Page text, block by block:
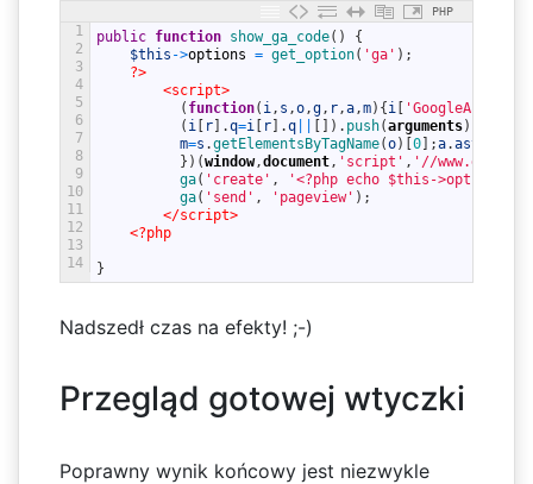
PHP
1
2
3
4
5
6
7
8
9
10
11
12
13
14
public function show_ga_code( )
{
$this ->options = get_option( 'ga' ) ;
?>
<script>
( function( i , s ,o,g, r,a,m) {i [
( i [ r] .q=i [ r] .q|| [ ] ) . push(arguments)
m=s .getElementsByTagName(o) [0] ;a.async
} ) (window,document, 'script' , '//
ga( 'create' , '<?php echo $this->options['
ga( 'send' , 'pageview' ) ;
</script>
<?php
}
Nadszedł czas na efekty! ;-)
Przegląd gotowej wtyczki
Poprawny wynik końcowy jest niezwykle